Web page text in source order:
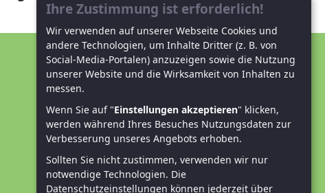
Unterstützen Sie uns!
Spenden und helfen
Ihre Zustimmung ist erforderlich!
Wir verwenden auf unserer Webseite Cookies und
andere Technologien, um Inhalte Dritter (z. B. von
Social-Media-Portalen) anzuzeigen sowie die Nutzung
unserer Website und die Wirksamkeit von Inhalten zu
messen.
Wenn Sie auf "Einstellungen akzeptieren" klicken,
werden während Ihres Besuches Nutzungsdaten zur
Verbesserung unseres Angebots erhoben.
Sollten Sie nicht zustimmen, verwenden wir nur
notwendige Technologien. Die
Datenschutzeinstellungen können jederzeit über